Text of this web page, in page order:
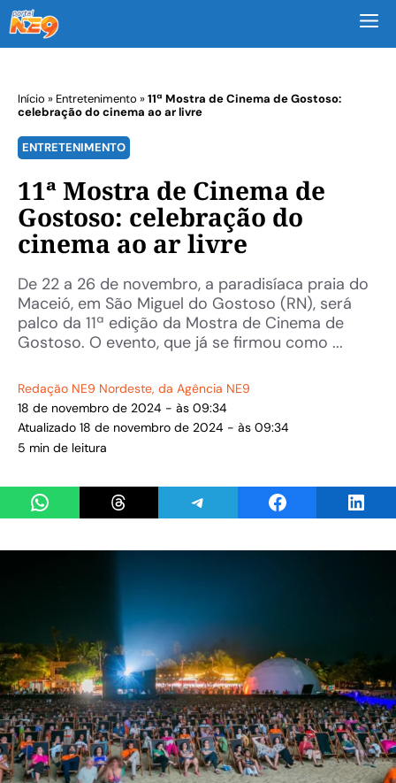
Início » Entretenimento »11ª Mostra de Cinema de Gostoso:
celebração do cinema ao ar livre
ENTRETENIMENTO
11ª Mostra de Cinema de
Gostoso: celebração do
cinema ao ar livre
De 22 a 26 de novembro, a paradisíaca praia do
Maceió, em São Miguel do Gostoso (RN), será
palco da 11ª edição da Mostra de Cinema de
Gostoso. O evento, que já se firmou como ...
Redação NE9 Nordeste, da Agência NE9
18 de novembro de 2024 - às 09:34
Atualizado 18 de novembro de 2024 - às 09:34
5 min de leitura
Share on WhatsAppShare on ThreadsShare on TelegramShare on Facebook